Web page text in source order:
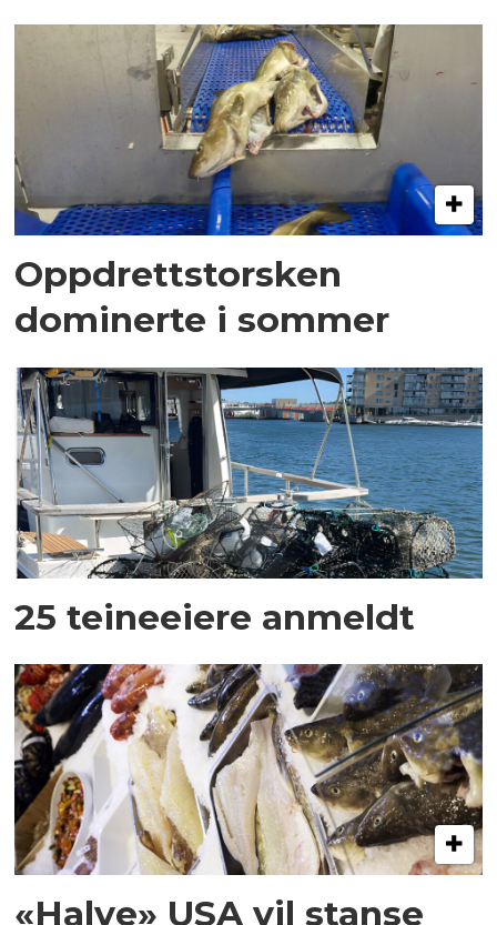
Oppdrettstorsken
dominerte i sommer
25 teineeiere anmeldt
«Halve» USA vil stanse